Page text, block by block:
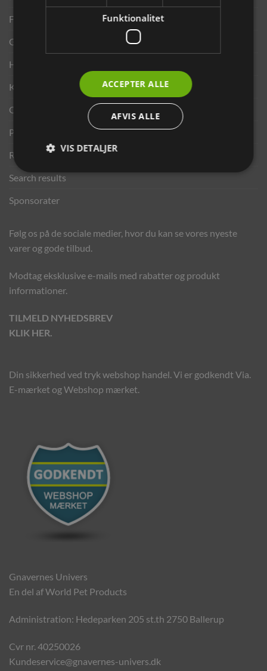
Fortrydelse og reklamationsret
Gavekort
Handelsbetingelser
Kontakt os
Opdrætterrabat
Privatlivspolitik
Returportal
Search results
Sponsorater
Følg os på de sociale medier, hvor du kan se vores nyeste
varer og gode tilbud.
Modtag eksklusive e-mails med rabatter og produkt
informationer.
TILMELD NYHEDSBREV
KLIK HER.
Din sikkerhed ved tryk webshop handel. Vi er godkendt Via.
E-mærket og Webshop mærket.
Gnavernes Univers
En del af World Pet Products
Administration: Hedeparken 205 st.th 2750 Ballerup
Cvr nr. 40250026
Kundeservice@gnavernes-univers.dk
Funktionalitet
ACCEPTER ALLE
AFVIS ALLE
VIS DETALJER